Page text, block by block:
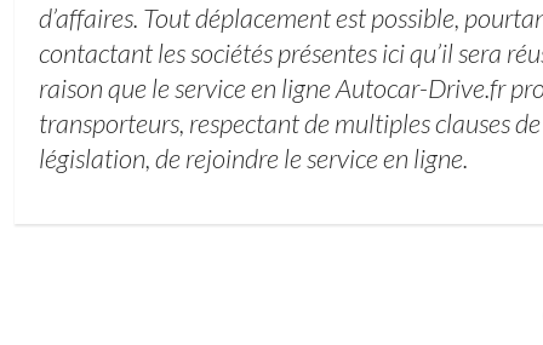
d’affaires. Tout déplacement est possible,
contactant les sociétés présentes ici qu’il sera
raison que le service en ligne Autocar-Drive.fr
transporteurs, respectant de multiples clauses
législation, de rejoindre le service en ligne.